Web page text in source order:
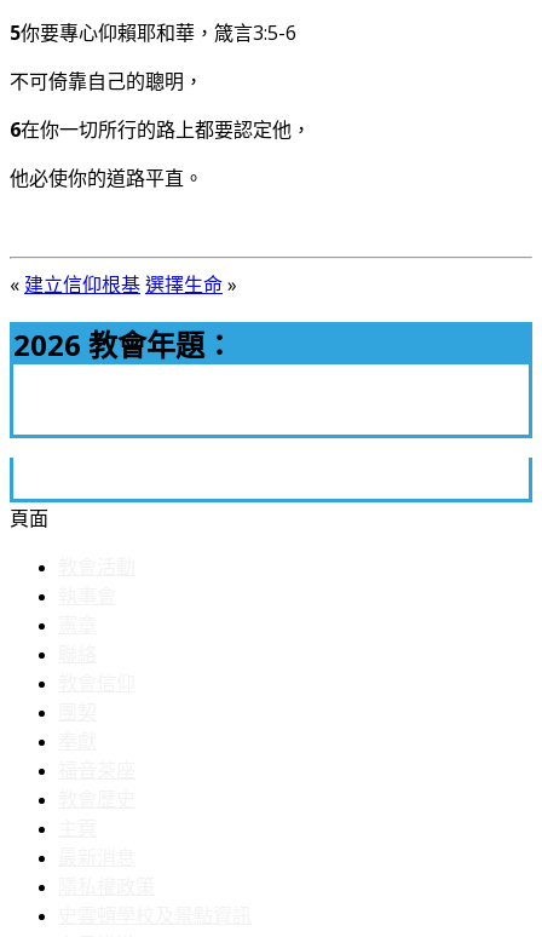
5你要專心仰賴耶和華，箴言3:5-6
不可倚靠自己的聰明，
6在你一切所行的路上都要認定他，
他必使你的道路平直。
« 建立信仰根基選擇生命»
2026 教會年題：
頁面